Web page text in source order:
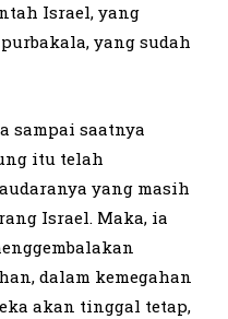
Israel, yang
yang sudah
sampai saatnya
itu telah
yang masih
Israel. Maka, ia
dalam kemegahan
akan tinggal tetap,